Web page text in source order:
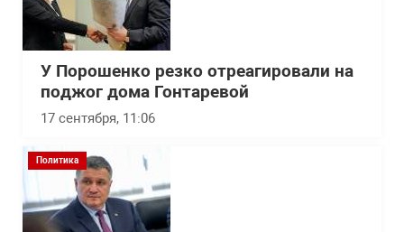
У Порошенко резко отреагировали на
поджог дома Гонтаревой
17 сентября, 11:06
Политика